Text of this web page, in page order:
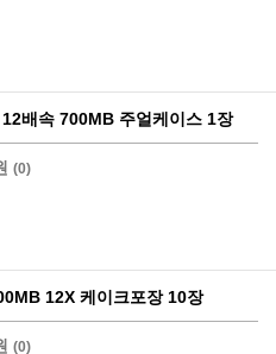
배속 700MB 주얼케이스 1장
(0)
12X 케이크포장 10장
(0)